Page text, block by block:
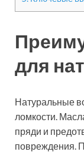
для
Натуральные
ломкости.
пряди и
повреждения.